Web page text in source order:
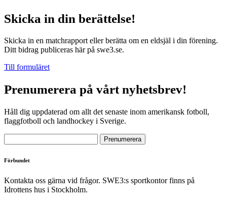
Skicka in din berättelse!
Skicka in en matchrapport eller berätta om en eldsjäl i din förening.
Ditt bidrag publiceras här på swe3.se.
Till formuläret
Prenumerera på vårt nyhetsbrev!
Håll dig uppdaterad om allt det senaste inom amerikansk fotboll,
flaggfotboll och landhockey i Sverige.
Förbundet
Kontakta oss gärna vid frågor. SWE3:s sportkontor finns på
Idrottens hus i Stockholm.